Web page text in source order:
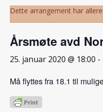
Dette arrangement har
Årsmøte avd
25. januar 2020 @ 18:00 -
Må flyttes fra 18.1 til